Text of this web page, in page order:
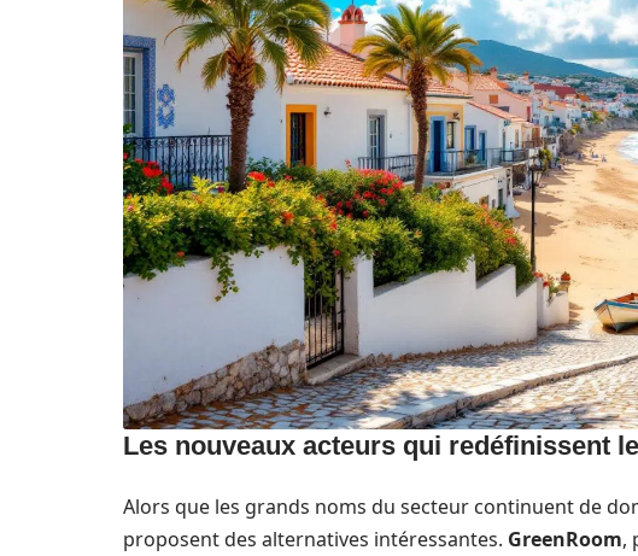
Les nouveaux acteurs qui redéfinissent
Alors que les grands noms du secteur continuent de
proposent des alternatives intéressantes. GreenRoom,